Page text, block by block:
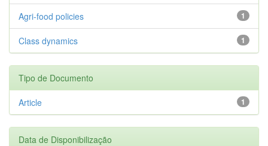
1
Agri-food policies
1
Class dynamics
Tipo de Documento
1
Article
Data de Disponibilização